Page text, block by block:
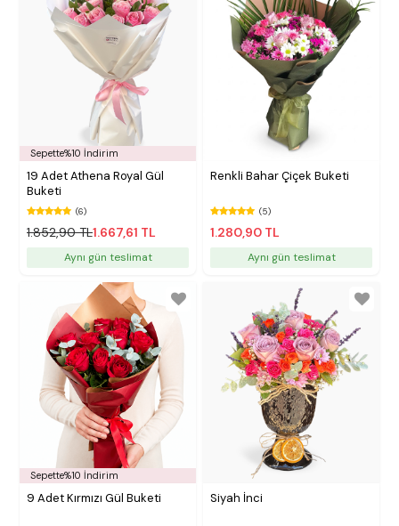
Sepette%10 İndirim
19 Adet Athena Royal Gül
Buketi
(6)
1.852,90 TL1.667,61 TL
Aynı gün teslimat
Renkli Bahar Çiçek Buketi
(5)
1.280,90 TL
Aynı gün teslimat
Sepette%10 İndirim
9 Adet Kırmızı Gül Buketi Siyah İnci